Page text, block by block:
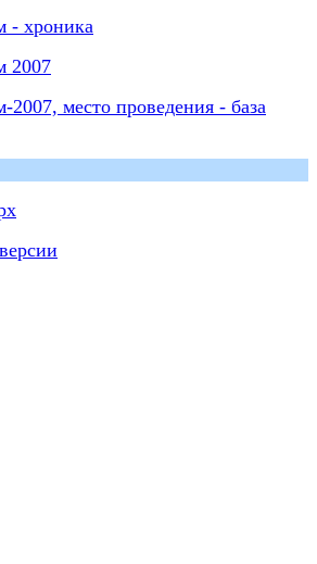
- хроника
2007
место проведения - база